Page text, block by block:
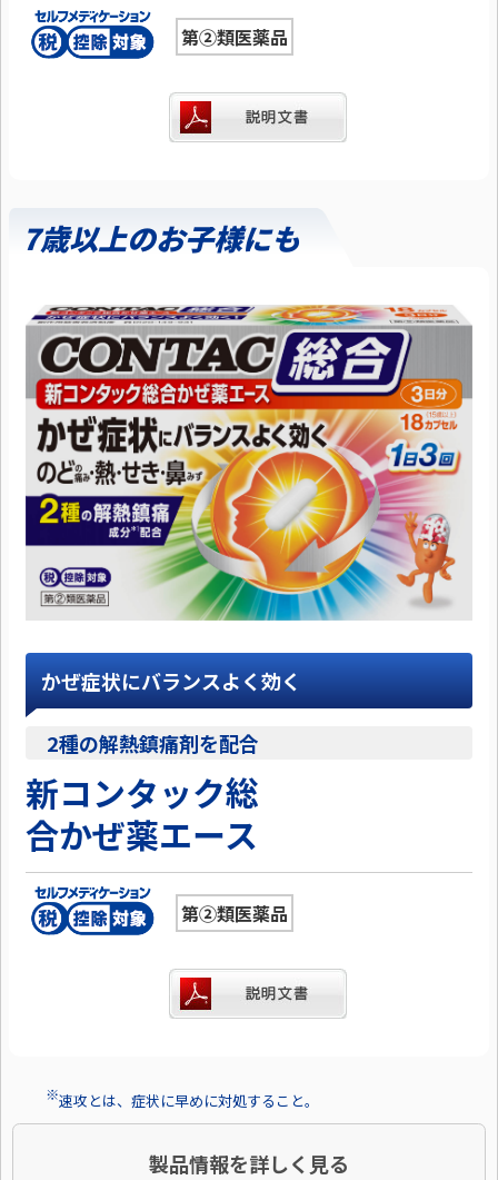
第②類医薬品
7歳以上のお子様にも
かぜ症状にバランスよく効く
2種の解熱鎮痛剤を配合
新コンタック総
合かぜ薬エース
第②類医薬品
※速攻とは、症状に早めに対処すること。
製品情報を詳しく見る